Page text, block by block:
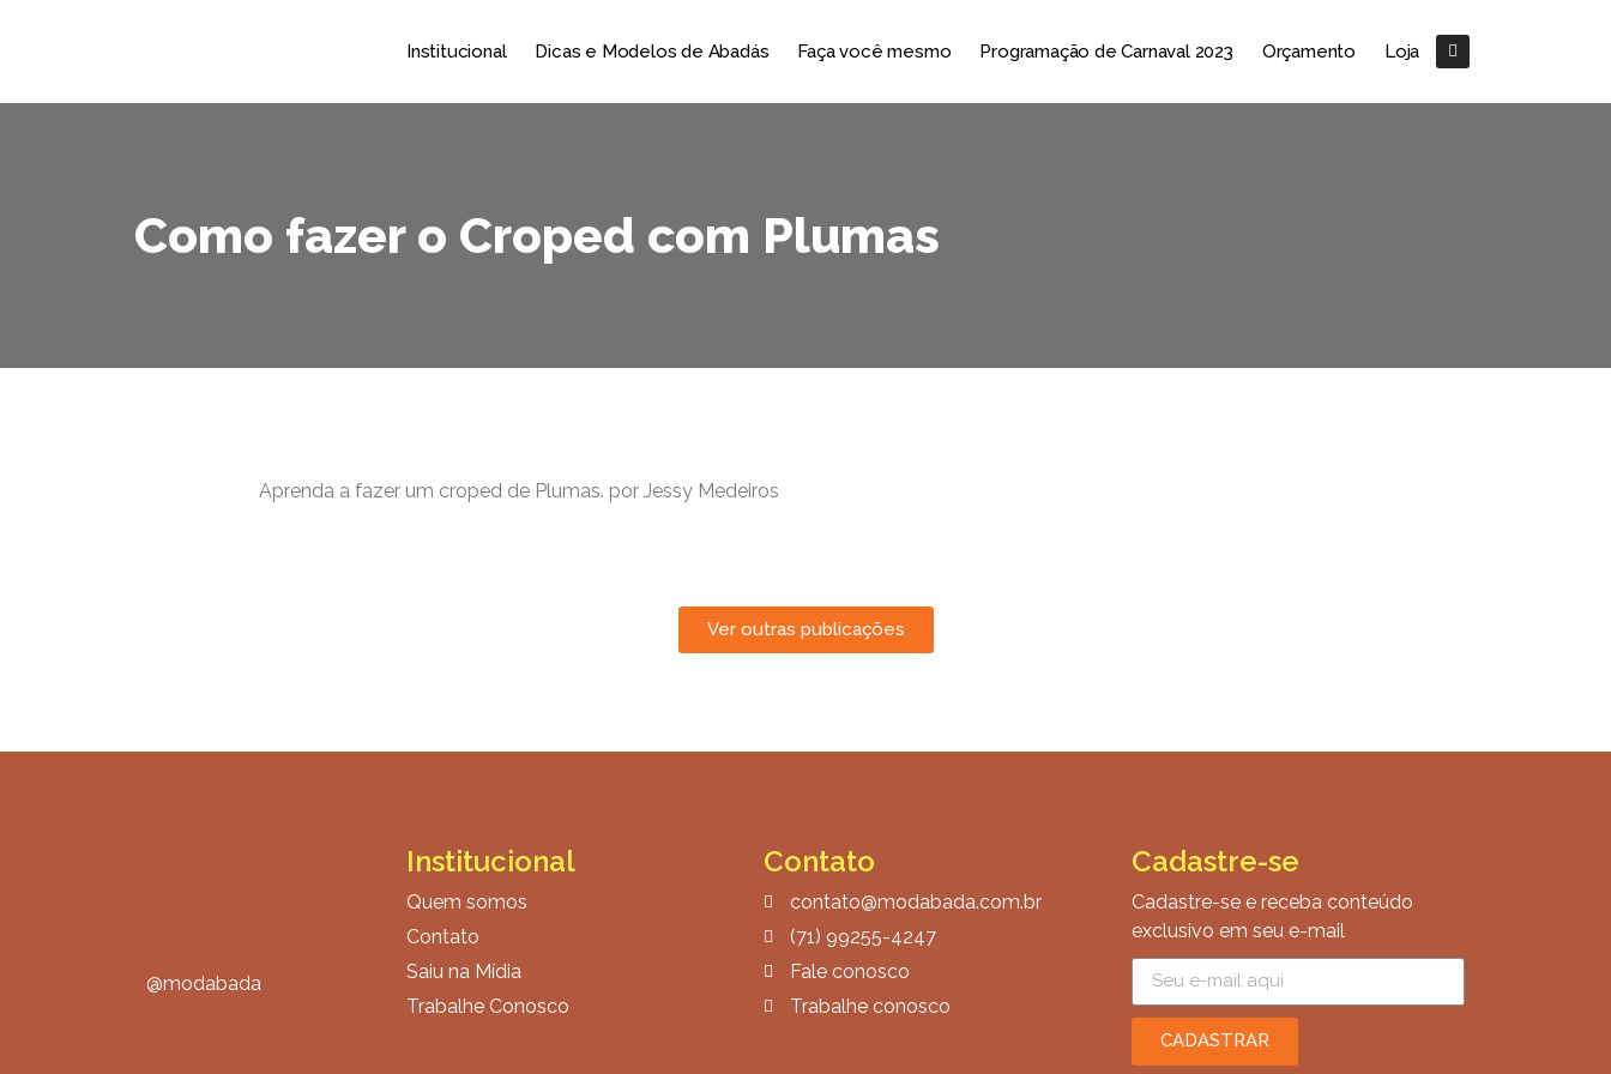
Institucional Dicas e Modelos de Abadás Faça você mesmo Programação de Carnaval 2023 Orçamento Loja
Como fazer o Croped com Plumas
Aprenda a fazer um croped de Plumas. por Jessy Medeiros
Ver outras publicações
@modabada
Institucional
Quem somos
Contato
Saiu na Mídia
Trabalhe Conosco
Contato
contato@modabada.com.br
(71) 99255-4247
Fale conosco
Trabalhe conosco
Cadastre-se
Cadastre-se e receba conteúdo
exclusivo em seu e-mail
CADASTRAR